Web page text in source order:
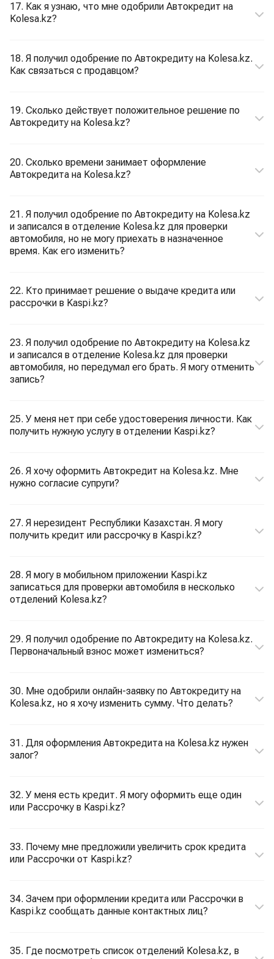
17. Как я узнаю, что мне одобрили Автокредит на
Kolesa.kz?
18. Я получил одобрение по Автокредиту на Kolesa.kz.
Как связаться с продавцом?
19. Сколько действует положительное решение по
Автокредиту на Kolesa.kz?
20. Сколько времени занимает оформление
Автокредита на Kolesa.kz?
21. Я получил одобрение по Автокредиту на Kolesa.kz
и записался в отделение Kolesa.kz для проверки
автомобиля, но не могу приехать в назначенное
время. Как его изменить?
22. Кто принимает решение о выдаче кредита или
рассрочки в Kaspi.kz?
23. Я получил одобрение по Автокредиту на Kolesa.kz
и записался в отделение Kolesa.kz для проверки
автомобиля, но передумал его брать. Я могу отменить
запись?
25. У меня нет при себе удостоверения личности. Как
получить нужную услугу в отделении Kaspi.kz?
26. Я хочу оформить Автокредит на Kolesa.kz. Мне
нужно согласие супруги?
27. Я нерезидент Республики Казахстан. Я могу
получить кредит или рассрочку в Kaspi.kz?
28. Я могу в мобильном приложении Kaspi.kz
записаться для проверки автомобиля в несколько
отделений Kolesa.kz?
29. Я получил одобрение по Автокредиту на Kolesa.kz.
Первоначальный взнос может измениться?
30. Мне одобрили онлайн-заявку по Автокредиту на
Kolesa.kz, но я хочу изменить сумму. Что делать?
31. Для оформления Автокредита на Kolesa.kz нужен
залог?
32. У меня есть кредит. Я могу оформить еще один
или Рассрочку в Kaspi.kz?
33. Почему мне предложили увеличить срок кредита
или Рассрочки от Kaspi.kz?
34. Зачем при оформлении кредита или Рассрочки в
Kaspi.kz сообщать данные контактных лиц?
35. Где посмотреть список отделений Kolesa.kz, в